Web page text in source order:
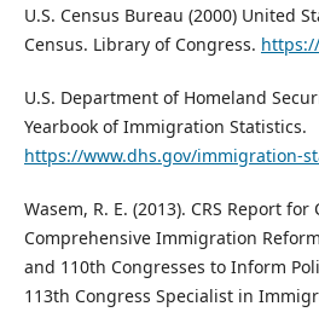
U.S. Census Bureau (2000) United
Census. Library of Congress.
U.S. Department of Homeland
Yearbook of Immigration Statistics.
https://www.dhs.gov/immigration-
Wasem, R. E. (2013). CRS Report
Comprehensive Immigration
and 110th Congresses to Inform
113th Congress Specialist in